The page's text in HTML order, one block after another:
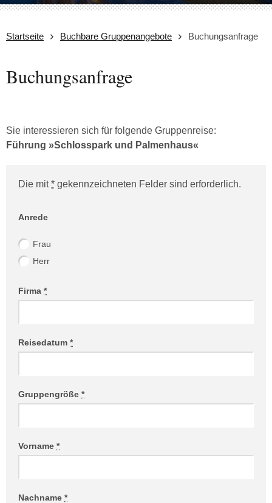
Startseite Buchbare Gruppenangebote Buchungsanfrage
Buchungsanfrage
Sie interessieren sich für folgende Gruppenreise:
Führung »Schlosspark und Palmenhaus«
Die mit* gekennzeichneten Felder sind erforderlich.
Anrede
Frau
Herr
Firma *
Reisedatum *
Gruppengröße *
Vorname *
Nachname *